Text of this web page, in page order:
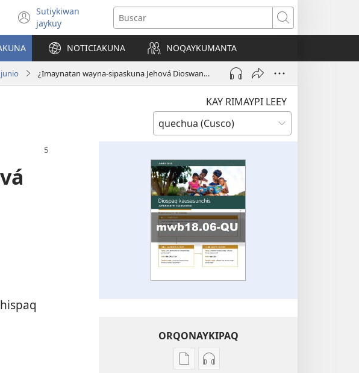
Sutiykiwan
jaykuy(abre
una
nueva
ventana)
Buscar
NOTICIAKUNA NOQAYKUMANTA
¿Imaynatan wayna-sipaskuna Jehová Dioswan aswan allin amigontin kawaqchis?
KAY RIMAYPI LEEY
ORQONAYKIPAQ
KaypiKaypin